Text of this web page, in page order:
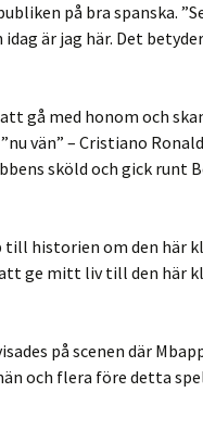
på bra spanska.
är jag här. Det
gå med honom och
vän” – Cristiano
sköld och gick runt
till historien om den här
att ge mitt liv till den här
på scenen där
och flera före detta